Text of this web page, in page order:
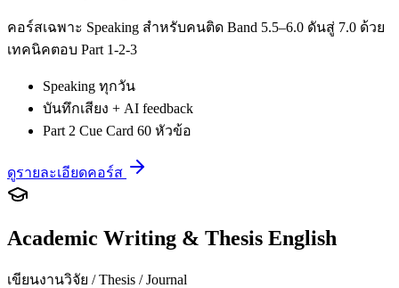
คอร์สเฉพาะ Speaking สำหรับคนติด Band 5.5–6.0 ดันสู่ 7.0 ด้วย
เทคนิคตอบ Part 1-2-3
Speaking ทุกวัน
บันทึกเสียง + AI feedback
Part 2 Cue Card 60 หัวข้อ
ดูรายละเอียดคอร์ส
Academic Writing & Thesis English
เขียนงานวิจัย / Thesis / Journal